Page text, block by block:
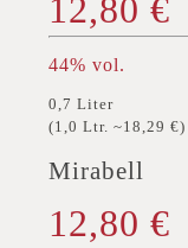
12,80 €
44% vol.
0,7 Liter
(1,0 Ltr. ~18,29 €)
Mirabell
12,80 €